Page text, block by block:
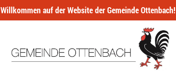
Willkommen auf der Website der Gemeinde Ottenbach!